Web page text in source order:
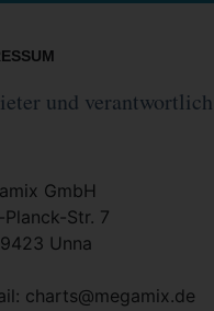
und
GmbH
Str. 7
Unna
charts@megamix.de